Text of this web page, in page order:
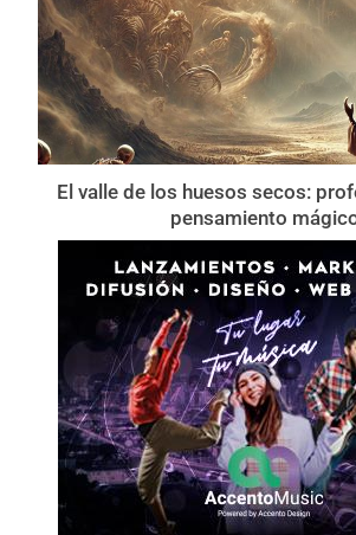
El valle de los huesos secos:
pensamiento